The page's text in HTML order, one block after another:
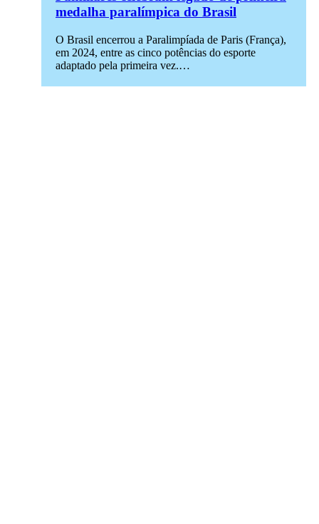
medalha paralímpica do Brasil
O Brasil encerrou a Paralimpíada de Paris (França),
em 2024, entre as cinco potências do esporte
adaptado pela primeira vez.…